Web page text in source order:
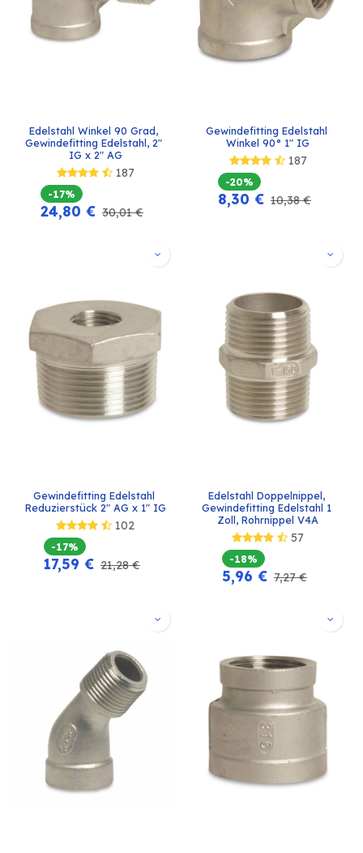
Edelstahl Winkel 90 Grad,
Gewindefitting Edelstahl, 2"
IG x 2" AG
187
-17%
24,80 € 30,01€
Gewindefitting Edelstahl
Winkel 90° 1" IG
187
-20%
8,30 € 10,38€
Gewindefitting Edelstahl
Reduzierstück 2" AG x 1" IG
102
-17%
17,59 € 21,28€
Edelstahl Doppelnippel,
Gewindefitting Edelstahl 1
Zoll, Rohrnippel V4A
57
-18%
5,96 € 7,27€